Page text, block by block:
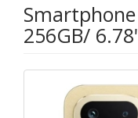
256GB/